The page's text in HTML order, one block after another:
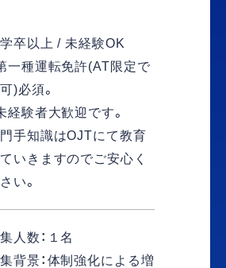
卒以上 / 未経験OK
一種運転免許(AT限定で
)必須。
経験者大歓迎です。
手知識はOJTにて教育
いきますのでご安心く
い。
人数：１名
背景：体制強化による増